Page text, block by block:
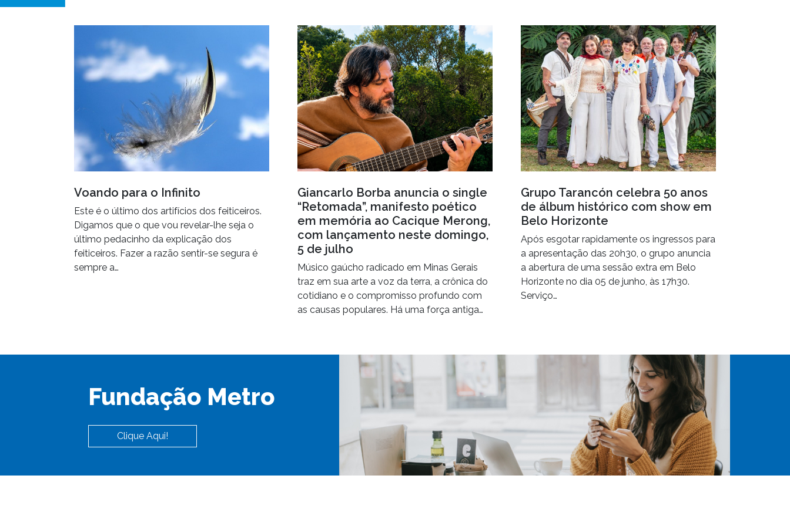
Voando para o Infinito
Este é o último dos artifícios dos feiticeiros.
Digamos que o que vou revelar-lhe seja o
último pedacinho da explicação dos
feiticeiros. Fazer a razão sentir-se segura é
sempre a…
Giancarlo Borba anuncia o single
“Retomada”, manifesto poético
em memória ao Cacique Merong,
com lançamento neste domingo,
5 de julho
Músico gaúcho radicado em Minas Gerais
traz em sua arte a voz da terra, a crônica do
cotidiano e o compromisso profundo com
as causas populares. Há uma força antiga…
Grupo Tarancón celebra 50 anos
de álbum histórico com show em
Belo Horizonte
Após esgotar rapidamente os ingressos para
a apresentação das 20h30, o grupo anuncia
a abertura de uma sessão extra em Belo
Horizonte no dia 05 de junho, às 17h30.
Serviço…
Fundação Metro
Clique Aqui!